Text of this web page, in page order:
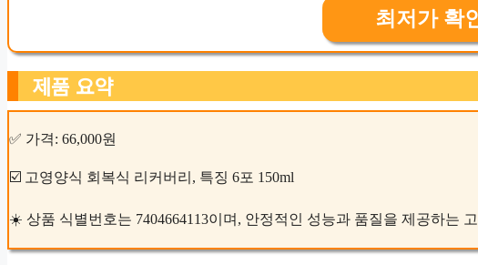
최저가 확
제품 요약
✅ 가격: 66,000원
☑️ 고영양식 회복식 리커버리, 특징 6포 150ml
☀️ 상품 식별번호는 7404664113이며, 안정적인 성능과 품질을 제공하는